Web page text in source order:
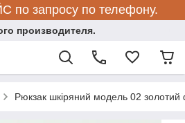
запросу по телефону.
производителя.
Рюкзак шкіряний модель 02 золотий